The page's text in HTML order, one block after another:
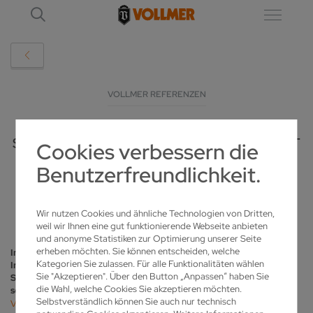
Cookies verbessern die
Benutzerfreundlichkeit.
Wir nutzen Cookies und ähnliche Technologien von Dritten,
weil wir Ihnen eine gut funktionierende Webseite anbieten
und anonyme Statistiken zur Optimierung unserer Seite
erheben möchten. Sie können entscheiden, welche
Kategorien Sie zulassen. Für alle Funktionalitäten wählen
Sie "Akzeptieren". Über den Button „Anpassen“ haben Sie
die Wahl, welche Cookies Sie akzeptieren möchten.
Selbstverständlich können Sie auch nur technisch
VOLLMER REFERENZEN
SIBIRISCHER WERKZEUGBAUER VERTRAUT
AUF SCHWÄBISCHE SCHÄRFTECHNIK
Im westsibirischen Tomsk setzt der Werkzeugbauer Tomsky
Instrument auf die Schärftechnologie von VOLLMER, dem
Spezialisten für Schleif- und Erodiermaschinen aus dem
schwäbischen Biberach. Mit zwei Werkzeugschleifmaschinen
VGRIND 360
fertigt Tomsky Instrument Rotationswerkzeuge